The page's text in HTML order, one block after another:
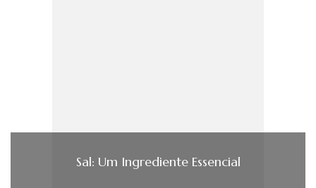
Sal: Um Ingrediente Essencial